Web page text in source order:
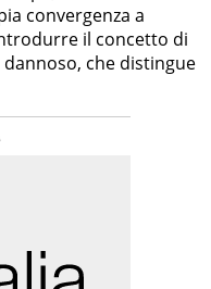
convergenza a
il concetto di
che distingue